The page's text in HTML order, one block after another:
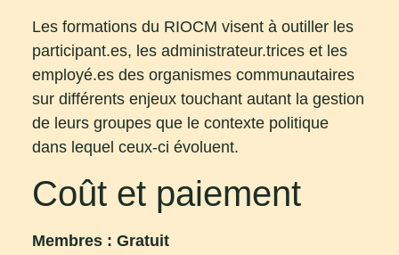
Les formations du RIOCM visent à outiller les
participant.es, les administrateur.trices et les
employé.es des organismes communautaires
sur différents enjeux touchant autant la gestion
de leurs groupes que le contexte politique
dans lequel ceux-ci évoluent.
Coût et paiement
Membres : Gratuit